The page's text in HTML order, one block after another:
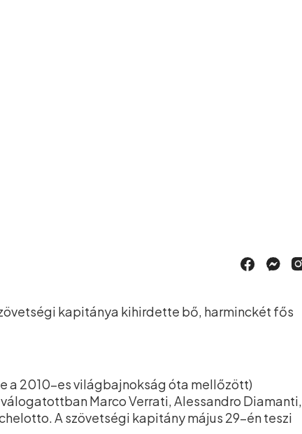
kapitánya kihirdette bő, harminckét fős
a 2010-es világbajnokság óta mellőzött)
Marco Verrati, Alessandro Diamanti,
A szövetségi kapitány május 29-én teszi